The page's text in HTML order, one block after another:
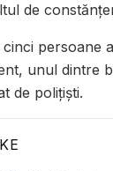
de
persoane
unul dintre
de poliţişti.